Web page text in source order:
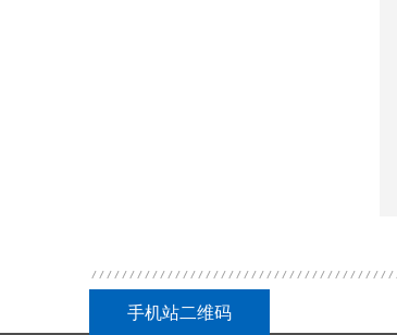
手机站二维码